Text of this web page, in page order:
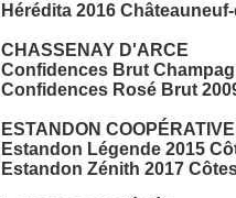
Hérédita 2016
CHASSENAY D'ARCE
Confidences Brut
Confidences Rosé Brut
ESTANDON
Estandon Légende 2015
Estandon Zénith 2017